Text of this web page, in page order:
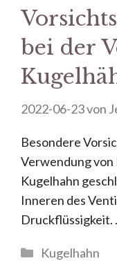
bei der
2022-06-23von
Besondere
Verwendung
Kugelhahn
Inneren des
Druckflüssigkeit.
Kugelhahn